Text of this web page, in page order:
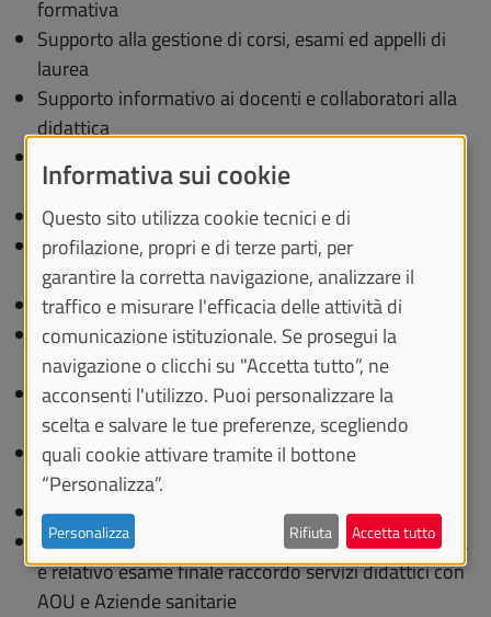
formativa
Supporto alla gestione di corsi, esami ed appelli di
laurea
Supporto informativo ai docenti e collaboratori alla
didattica
Supporto alla progettazione ed erogazione della
didattica on line
Progettazione corsi, istituzione e attivazione
Gestione offerta formativa/piano didattico su
procedura di Ateneo
Gestione e supporto ai consigli dei corsi di studio
Supporto ai Dipartimenti in tema di didattica e
studenti
Supporto alla Scuola e alle Strutture Didattiche
Speciali
Gestione delle attività connesse alla attribuzione di
incarichi didattici
Gestione dei medici in formazione specialistica
Gestione Lauree professionalizzanti in area sanitaria
e relativo esame finale raccordo servizi didattici con
AOU e Aziende sanitarie
Informativa sui cookie
Questo sito utilizza cookie tecnici e di
profilazione, propri e di terze parti, per
garantire la corretta navigazione, analizzare il
traffico e misurare l'efficacia delle attività di
comunicazione istituzionale. Se prosegui la
navigazione o clicchi su "Accetta tutto”, ne
acconsenti l'utilizzo. Puoi personalizzare la
scelta e salvare le tue preferenze, scegliendo
quali cookie attivare tramite il bottone
“Personalizza”.
Personalizza Rifiuta Accetta tutto